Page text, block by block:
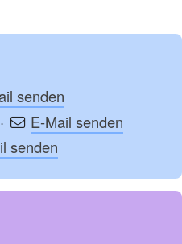
senden
E-Mail senden
senden